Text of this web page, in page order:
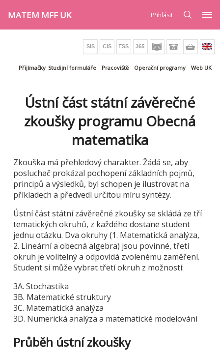
MATEM MFF UK Přihlásit
Přijímačky Studijní formuláře Pracoviště Operační programy Web UK
Ústní část státní závěrečné
zkoušky programu Obecná
matematika
Zkouška má přehledový charakter. Žádá se, aby
posluchač prokázal pochopení základních pojmů,
principů a výsledků, byl schopen je ilustrovat na
příkladech a předvedl určitou míru syntézy.
Ústní část státní závěrečné zkoušky se skládá ze tří
tematických okruhů, z každého dostane student
jednu otázku. Dva okruhy (1. Matematická analýza,
2. Lineární a obecná algebra) jsou povinné, třetí
okruh je volitelný a odpovídá zvolenému zaměření.
Student si může vybrat třetí okruh z možností:
3A. Stochastika
3B. Matematické struktury
3C. Matematická analýza
3D. Numerická analýza a matematické modelování
Průběh ústní zkoušky